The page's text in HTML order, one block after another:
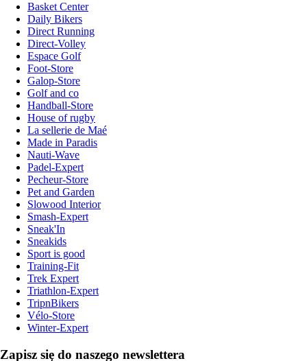
Basket Center
Daily Bikers
Direct Running
Direct-Volley
Espace Golf
Foot-Store
Galop-Store
Golf and co
Handball-Store
House of rugby
La sellerie de Maé
Made in Paradis
Nauti-Wave
Padel-Expert
Pecheur-Store
Pet and Garden
Slowood Interior
Smash-Expert
Sneak'In
Sneakids
Sport is good
Training-Fit
Trek Expert
Triathlon-Expert
TripnBikers
Vélo-Store
Winter-Expert
Zapisz się do naszego newslettera